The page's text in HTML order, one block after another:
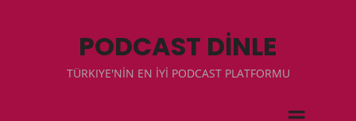
PODCAST DİNLE
TÜRKIYE'NİN EN İYİ PODCAST PLATFORMU